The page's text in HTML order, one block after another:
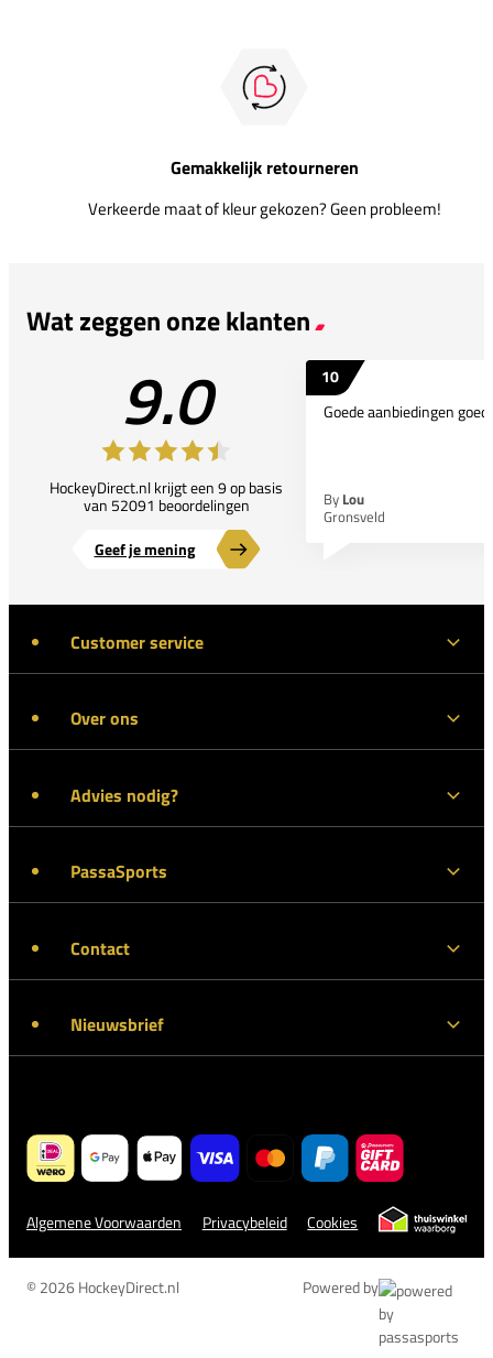
Gemakkelijk retourneren
Verkeerde maat of kleur gekozen? Geen probleem!
Wat zeggen onze klanten
9.0
HockeyDirect.nl krijgt een 9 op basis
van 52091 beoordelingen
Geef je mening
10
Goede aanbiedingen
By Lou
Gronsveld
Customer service
Over ons
Advies nodig?
PassaSports
Contact
Nieuwsbrief
Algemene Voorwaarden Privacybeleid Cookies
© 2026 HockeyDirect.nl Powered by